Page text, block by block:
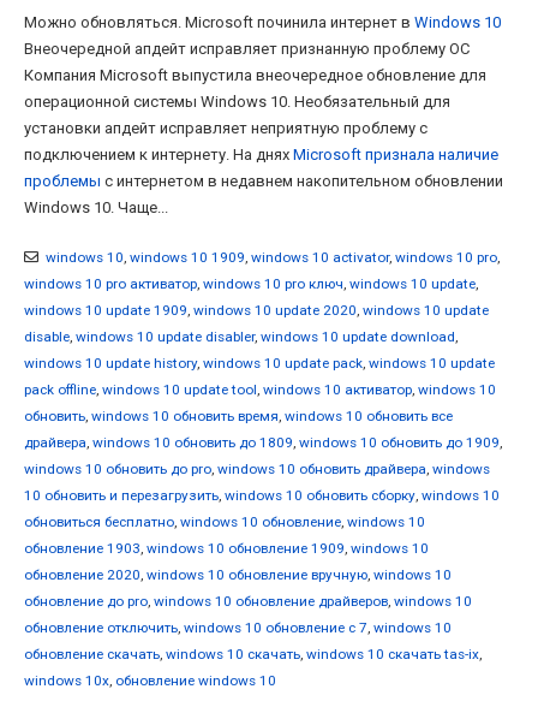
Можно обновляться. Microsoft починила интернет в Windows 10
Внеочередной апдейт исправляет признанную проблему ОС
Компания Microsoft выпустила внеочередное обновление для
операционной системы Windows 10. Необязательный для
установки апдейт исправляет неприятную проблему с
подключением к интернету. На днях Microsoft признала наличие
проблемы с интернетом в недавнем накопительном обновлении
Windows 10. Чаще...
windows 10, windows 10 1909, windows 10 activator, windows 10 pro,
windows 10 pro активатор, windows 10 pro ключ, windows 10 update,
windows 10 update 1909, windows 10 update 2020, windows 10 update
disable, windows 10 update disabler, windows 10 update download,
windows 10 update history, windows 10 update pack, windows 10 update
pack offline, windows 10 update tool, windows 10 активатор, windows 10
обновить, windows 10 обновить время, windows 10 обновить все
драйвера, windows 10 обновить до 1809, windows 10 обновить до 1909,
windows 10 обновить до pro, windows 10 обновить драйвера, windows
10 обновить и перезагрузить, windows 10 обновить сборку, windows 10
обновиться бесплатно, windows 10 обновление, windows 10
обновление 1903, windows 10 обновление 1909, windows 10
обновление 2020, windows 10 обновление вручную, windows 10
обновление до pro, windows 10 обновление драйверов, windows 10
обновление отключить, windows 10 обновление с 7, windows 10
обновление скачать, windows 10 скачать, windows 10 скачать tas-ix,
windows 10x, обновление windows 10